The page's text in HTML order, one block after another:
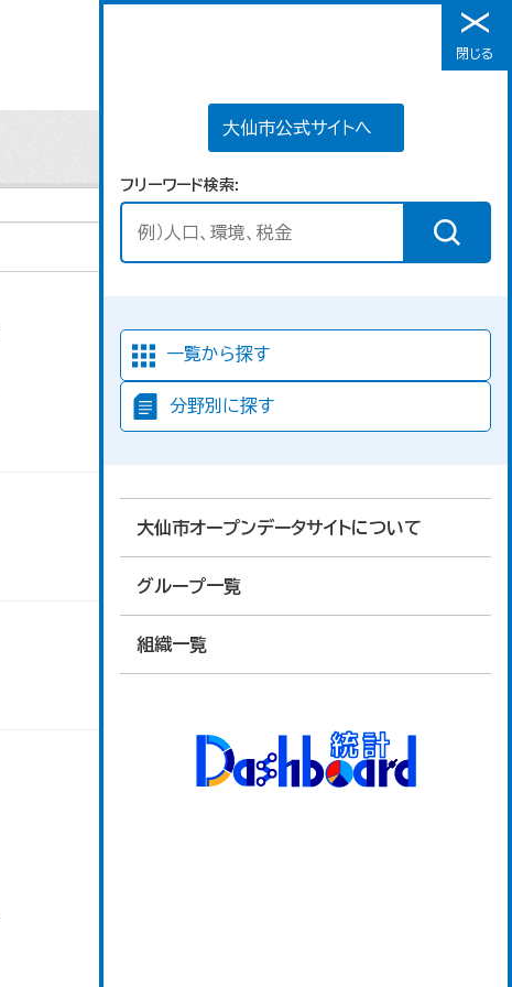
メニュー
大仙市公式サイトへ
フリーワード検索
一覧から探す
分野別に探す
大仙市オープンデータサイトについて
グループ一覧
組織一覧
閉じる